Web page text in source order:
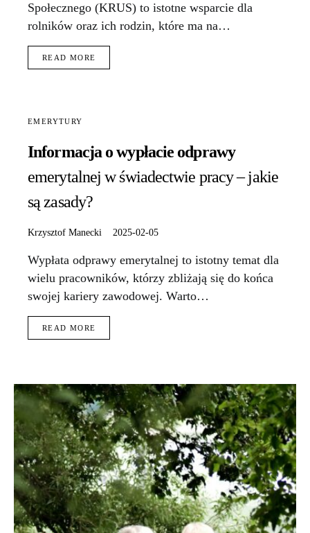
Społecznego (KRUS) to istotne wsparcie dla
rolników oraz ich rodzin, które ma na…
READ MORE
EMERYTURY
Informacja o wypłacie odprawy
emerytalnej w świadectwie pracy – jakie
są zasady?
Krzysztof Manecki 2025-02-05
Wypłata odprawy emerytalnej to istotny temat dla
wielu pracowników, którzy zbliżają się do końca
swojej kariery zawodowej. Warto…
READ MORE